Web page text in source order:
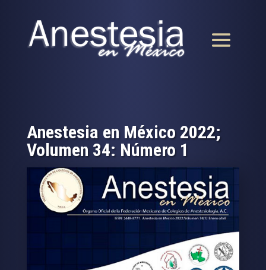
Anestesia en México 2022;
Volumen 34: Número 1